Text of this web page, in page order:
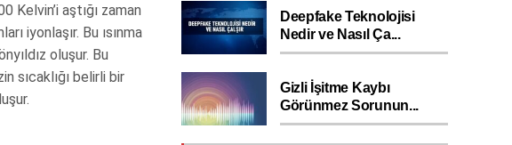
Kelvin’i aştığı zaman
iyonlaşır. Bu ısınma
oluşur. Bu
sıcaklığı belirli bir
Deepfake Teknolojisi
Nedir ve Nasıl Ça...
Gizli İşitme Kaybı
Görünmez Sorunun...